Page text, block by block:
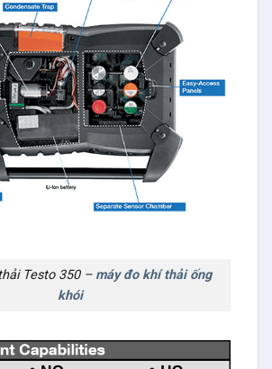
Testo 350 – máy đo khí thải ống
khói